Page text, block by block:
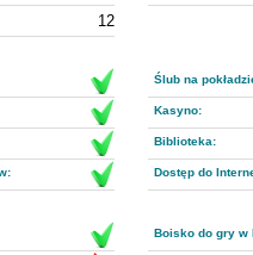
12
Ślub na
Kasyno:
Biblioteka:
Dostęp do
Boisko do gry w